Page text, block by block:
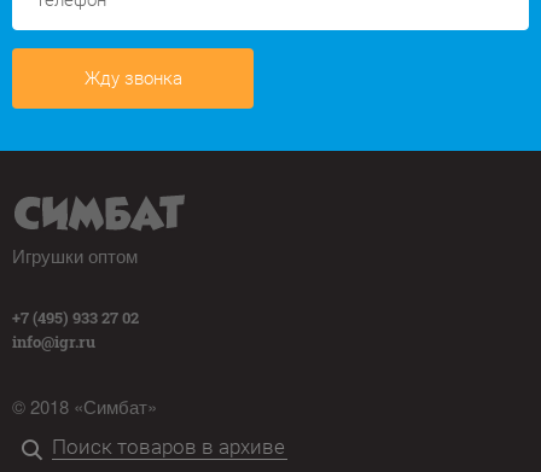
Жду звонка
Игрушки оптом
+7 (495) 933 27 02
info@igr.ru
© 2018 «Симбат»